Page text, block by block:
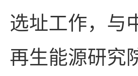
选址工作，与
再生能源研究